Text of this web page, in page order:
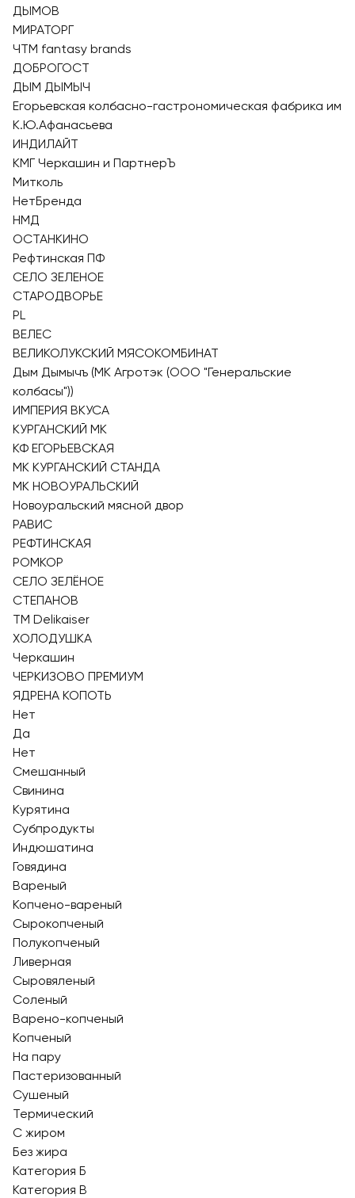
ДЫМОВ
МИРАТОРГ
ЧТМ fantasy brands
ДОБРОГОСТ
ДЫМ ДЫМЫЧ
Егорьевская колбасно-гастрономическая фабрика им
К.Ю.Афанасьева
ИНДИЛАЙТ
КМГ Черкашин и ПартнерЪ
Митколь
НетБренда
НМД
ОСТАНКИНО
Рефтинская ПФ
СЕЛО ЗЕЛЕНОЕ
СТАРОДВОРЬЕ
PL
ВЕЛЕС
ВЕЛИКОЛУКСКИЙ МЯСОКОМБИНАТ
Дым Дымычъ (МК Агротэк (ООО "Генеральские
колбасы"))
ИМПЕРИЯ ВКУСА
КУРГАНСКИЙ МК
КФ ЕГОРЬЕВСКАЯ
МК КУРГАНСКИЙ СТАНДА
МК НОВОУРАЛЬСКИЙ
Новоуральский мясной двор
РАВИС
РЕФТИНСКАЯ
РОМКОР
СЕЛО ЗЕЛЁНОЕ
СТЕПАНОВ
ТМ Delikaiser
ХОЛОДУШКА
Черкашин
ЧЕРКИЗОВО ПРЕМИУМ
ЯДРЕНА КОПОТЬ
Нет
Да
Нет
Смешанный
Свинина
Курятина
Субпродукты
Индюшатина
Говядина
Вареный
Копчено-вареный
Сырокопченый
Полукопченый
Ливерная
Сыровяленый
Соленый
Варено-копченый
Копченый
На пару
Пастеризованный
Сушеный
Термический
С жиром
Без жира
Категория Б
Категория В